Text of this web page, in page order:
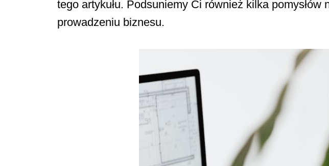
tego artykułu. Podsuniemy Ci również kilka
prowadzeniu biznesu.